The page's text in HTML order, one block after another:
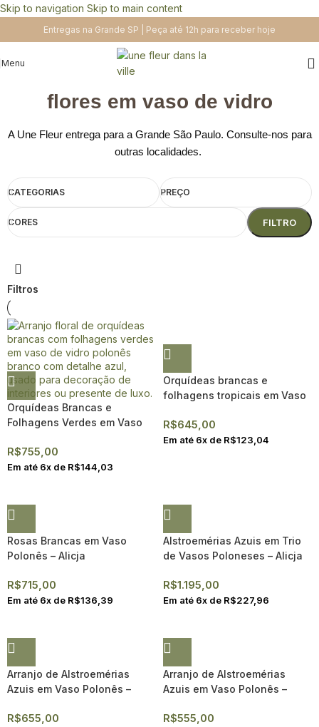
Skip to navigation Skip to main content
Entregas na Grande SP | Peça até 12h para receber hoje
Menu
flores em vaso de vidro
A Une Fleur entrega para a Grande São Paulo. Consulte-nos para
outras localidades.
CATEGORIAS PREÇO
CORES FILTRO
Filtros
Orquídeas Brancas e
Folhagens Verdes em Vaso
R$755,00
Em até 6x de R$144,03
Orquídeas brancas e
folhagens tropicais em Vaso
R$645,00
Em até 6x de R$123,04
Rosas Brancas em Vaso
Polonês – Alicja
R$715,00
Em até 6x de R$136,39
Alstroemérias Azuis em Trio
de Vasos Poloneses – Alicja
R$1.195,00
Em até 6x de R$227,96
Arranjo de Alstroemérias
Azuis em Vaso Polonês –
R$655,00
Arranjo de Alstroemérias
Azuis em Vaso Polonês –
R$555,00